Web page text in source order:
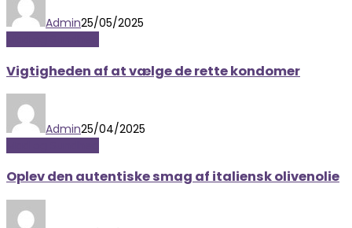
Admin25/05/2025
Vigtigheden af at vælge de rette kondomer
Admin25/04/2025
Oplev den autentiske smag af italiensk olivenolie